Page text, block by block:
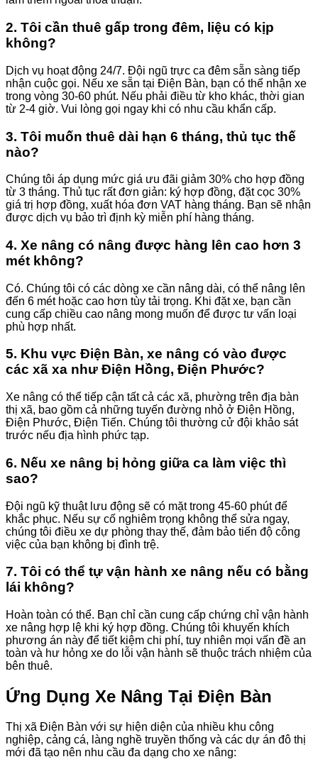
2. Tôi cần thuê gấp trong đêm, liệu có kịp
không?
Dịch vụ hoạt động 24/7. Đội ngũ trực ca đêm sẵn sàng tiếp
nhận cuộc gọi. Nếu xe sẵn tại Điện Bàn, bạn có thể nhận xe
trong vòng 30-60 phút. Nếu phải điều từ kho khác, thời gian
từ 2-4 giờ. Vui lòng gọi ngay khi có nhu cầu khẩn cấp.
3. Tôi muốn thuê dài hạn 6 tháng, thủ tục thế
nào?
Chúng tôi áp dụng mức giá ưu đãi giảm 30% cho hợp đồng
từ 3 tháng. Thủ tục rất đơn giản: ký hợp đồng, đặt cọc 30%
giá trị hợp đồng, xuất hóa đơn VAT hàng tháng. Bạn sẽ nhận
được dịch vụ bảo trì định kỳ miễn phí hàng tháng.
4. Xe nâng có nâng được hàng lên cao hơn 3
mét không?
Có. Chúng tôi có các dòng xe cần nâng dài, có thể nâng lên
đến 6 mét hoặc cao hơn tùy tải trọng. Khi đặt xe, bạn cần
cung cấp chiều cao nâng mong muốn để được tư vấn loại
phù hợp nhất.
5. Khu vực Điện Bàn, xe nâng có vào được
các xã xa như Điện Hồng, Điện Phước?
Xe nâng có thể tiếp cận tất cả các xã, phường trên địa bàn
thị xã, bao gồm cả những tuyến đường nhỏ ở Điện Hồng,
Điện Phước, Điện Tiến. Chúng tôi thường cử đội khảo sát
trước nếu địa hình phức tạp.
6. Nếu xe nâng bị hỏng giữa ca làm việc thì
sao?
Đội ngũ kỹ thuật lưu động sẽ có mặt trong 45-60 phút để
khắc phục. Nếu sự cố nghiêm trọng không thể sửa ngay,
chúng tôi điều xe dự phòng thay thế, đảm bảo tiến độ công
việc của bạn không bị đình trệ.
7. Tôi có thể tự vận hành xe nâng nếu có bằng
lái không?
Hoàn toàn có thể. Bạn chỉ cần cung cấp chứng chỉ vận hành
xe nâng hợp lệ khi ký hợp đồng. Chúng tôi khuyến khích
phương án này để tiết kiệm chi phí, tuy nhiên mọi vấn đề an
toàn và hư hỏng xe do lỗi vận hành sẽ thuộc trách nhiệm của
bên thuê.
Ứng Dụng Xe Nâng Tại Điện Bàn
Thị xã Điện Bàn với sự hiện diện của nhiều khu công
nghiệp, cảng cá, làng nghề truyền thống và các dự án đô thị
mới đã tạo nên nhu cầu đa dạng cho xe nâng: